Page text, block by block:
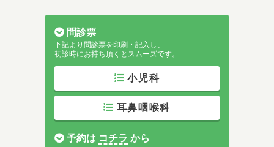
問診票
下記より問診票を印刷・記入し、
初診時にお持ち頂くとスムーズです。
小児科
耳鼻咽喉科
予約は コチラ から